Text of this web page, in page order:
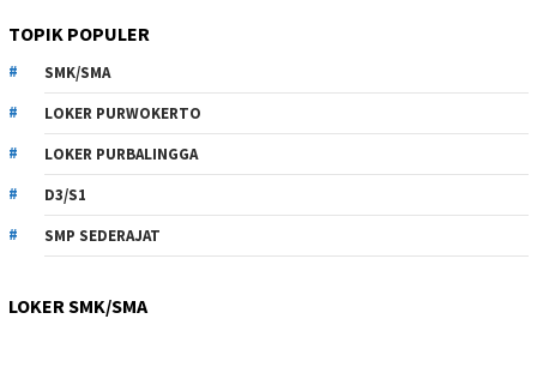
TOPIK POPULER
SMK/SMA
LOKER PURWOKERTO
LOKER PURBALINGGA
D3/S1
SMP SEDERAJAT
LOKER SMK/SMA